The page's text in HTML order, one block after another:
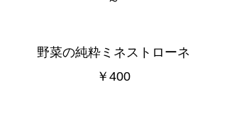
野菜の純粋ミネストローネ
￥400